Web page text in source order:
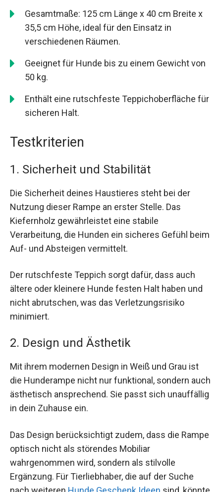
Gesamtmaße: 125 cm Länge x 40 cm Breite x
35,5 cm Höhe, ideal für den Einsatz in
verschiedenen Räumen.
Geeignet für Hunde bis zu einem Gewicht von
50 kg.
Enthält eine rutschfeste Teppichoberfläche für
sicheren Halt.
Testkriterien
1. Sicherheit und Stabilität
Die Sicherheit deines Haustieres steht bei der
Nutzung dieser Rampe an erster Stelle. Das
Kiefernholz gewährleistet eine stabile
Verarbeitung, die Hunden ein sicheres Gefühl beim
Auf- und Absteigen vermittelt.
Der rutschfeste Teppich sorgt dafür, dass auch
ältere oder kleinere Hunde festen Halt haben und
nicht abrutschen, was das Verletzungsrisiko
minimiert.
2. Design und Ästhetik
Mit ihrem modernen Design in Weiß und Grau ist
die Hunderampe nicht nur funktional, sondern auch
ästhetisch ansprechend. Sie passt sich unauffällig
in dein Zuhause ein.
Das Design berücksichtigt zudem, dass die Rampe
optisch nicht als störendes Mobiliar
wahrgenommen wird, sondern als stilvolle
Ergänzung. Für Tierliebhaber, die auf der Suche